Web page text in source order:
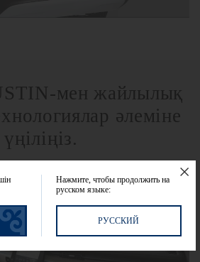
мен жайлылық
әлеміне
үңіліңіз.
Нажмите, чтобы продолжить на
русском языке:
РУССКИЙ